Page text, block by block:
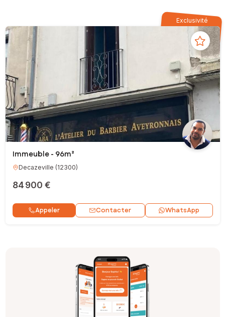
Exclusivité
Immeuble - 96m²
Decazeville (12300)
84 900 €
Appeler Contacter WhatsApp